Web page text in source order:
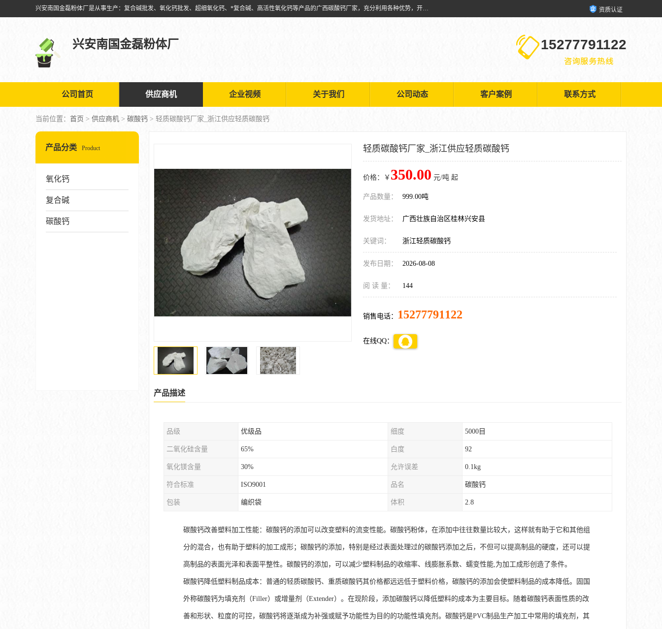
兴安南国金磊粉体厂是从事生产：复合碱批发、氧化钙批发、超细氧化钙、*复合碱、高活性氧化钙等产品的广西碳酸钙厂家，充分利用各种优势，开拓创新，逐步建立了现代企业管理体系，科学.规范的生产体系，严谨的产品质量控制体系，完备的产品质量检验体系。 资质认证
兴安南国金磊粉体厂 15277791122
公司首页 供应商机 企业视频 关于我们 公司动态 客户案例 联系方式
当前位置： 首页 > 供应商机 > 碳酸钙 > 轻质碳酸钙厂家_浙江供应轻质碳酸钙
产品分类 Product
氧化钙
复合碱
碳酸钙
轻质碳酸钙厂家_浙江供应轻质碳酸钙
价格：￥ 350.00 元/吨 起
产品数量： 999.00吨
发货地址： 广西壮族自治区桂林兴安县
关键词： 浙江轻质碳酸钙
发布日期： 2026-08-08
阅 读 量： 144
销售电话： 15277791122
在线QQ：
产品描述
品级 优级品 细度 5000目
二氧化硅含量 65% 白度 92
氧化镁含量 30% 允许误差 0.1kg
符合标准 ISO9001 品名 碳酸钙
包装 编织袋 体积 2.8
碳酸钙改善塑料加工性能：碳酸钙的添加可以改变塑料的流变性能。碳酸钙粉体，在添加中往往数量比较大，这样就有助于它和其他组
分的混合，也有助于塑料的加工成形；碳酸钙的添加，特别是经过表面处理过的碳酸钙添加之后，不但可以提高制品的硬度，还可以提
高制品的表面光泽和表面平整性。碳酸钙的添加，可以减少塑料制品的收缩率、线膨胀系数、蠕变性能,为加工成形创造了条件。
碳酸钙降低塑料制品成本：普通的轻质碳酸钙、重质碳酸钙其价格都远远低于塑料价格，碳酸钙的添加会使塑料制品的成本降低。固国
外称碳酸钙为填充剂（Filler）或增量剂（Extender）。在现阶段，添加碳酸钙以降低塑料的成本为主要目标。随着碳酸钙表面性质的改
善和形状、粒度的可控，碳酸钙将逐渐成为补强或赋予功能性为目的的功能性填充剂。碳酸钙是PVC制品生产加工中常用的填充剂，其